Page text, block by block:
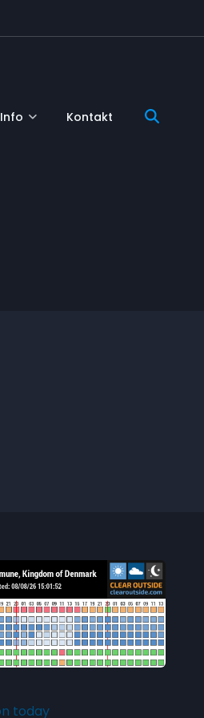
Info Kontakt